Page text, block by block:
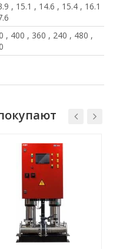
, 15.1 , 14.6 , 15.4 , 16.1
, 400 , 360 , 240 , 480 ,